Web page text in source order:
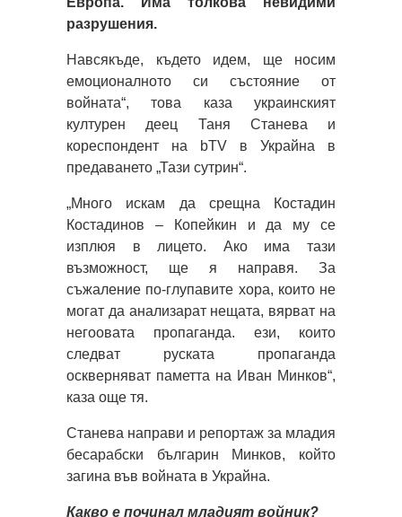
разрушения.
Навсякъде, където идем, ще носим
емоционалното си състояние от
войната“, това каза украинският
културен деец Таня Станева и
кореспондент на bTV в Украйна в
предаването „Тази сутрин“.
„Много искам да срещна Костадин
Костадинов – Копейкин и да му се
изплюя в лицето. Ако има тази
възможност, ще я направя. За
съжаление по-глупавите хора, които не
могат да анализарат нещата, вярват на
негоовата пропаганда. ези, които
следват руската пропаганда
оскверняват паметта на Иван Минков“,
каза още тя.
Станева направи и репортаж за младия
бесарабски българин Минков, който
загина във войната в Украйна.
Какво е починал младият войник?